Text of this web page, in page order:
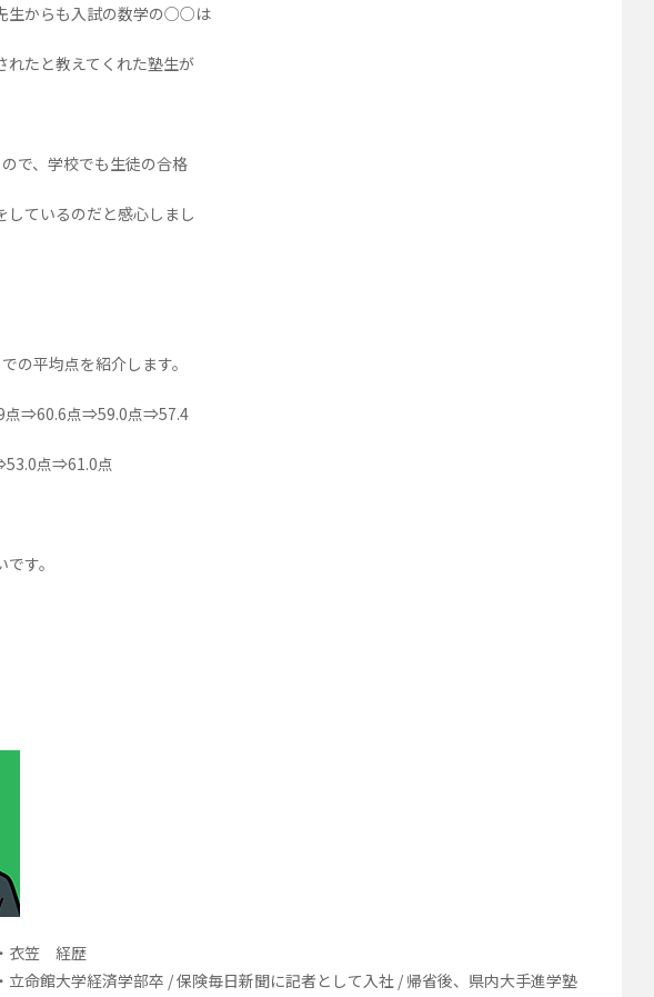
生からも入試の数学の○○は
れたと教えてくれた塾生が
で、学校でも生徒の合格
しているのだと感心しまし
の平均点を紹介します。
点⇒60.6点⇒59.0点⇒57.4
点⇒61.0点
す。
衣笠 経歴
立命館大学経済学部卒 / 保険毎日新聞に記者として入社 / 帰省後、県内大手進学塾